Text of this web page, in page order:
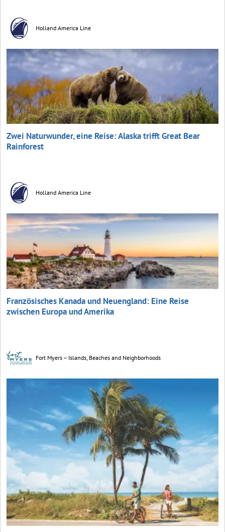
Holland America Line
Zwei Naturwunder, eine Reise: Alaska trifft Great Bear
Rainforest
Holland America Line
Französisches Kanada und Neuengland: Eine Reise
zwischen Europa und Amerika
Fort Myers – Islands, Beaches and Neighborhoods